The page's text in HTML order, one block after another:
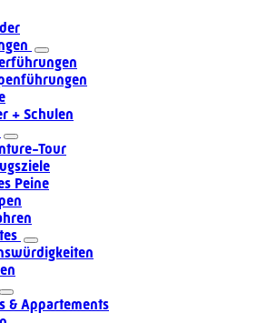
+ Schulen
Tour
Peine
& Appartements